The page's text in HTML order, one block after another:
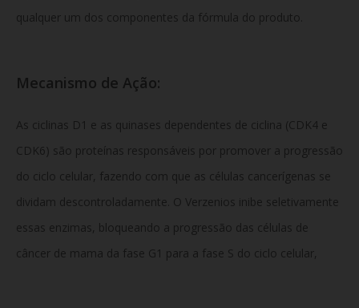
qualquer um dos componentes da fórmula do produto.
Mecanismo de Ação:
As ciclinas D1 e as quinases dependentes de ciclina (CDK4 e
CDK6) são proteínas responsáveis por promover a progressão
do ciclo celular, fazendo com que as células cancerígenas se
dividam descontroladamente. O Verzenios inibe seletivamente
essas enzimas, bloqueando a progressão das células de
câncer de mama da fase G1 para a fase S do ciclo celular,